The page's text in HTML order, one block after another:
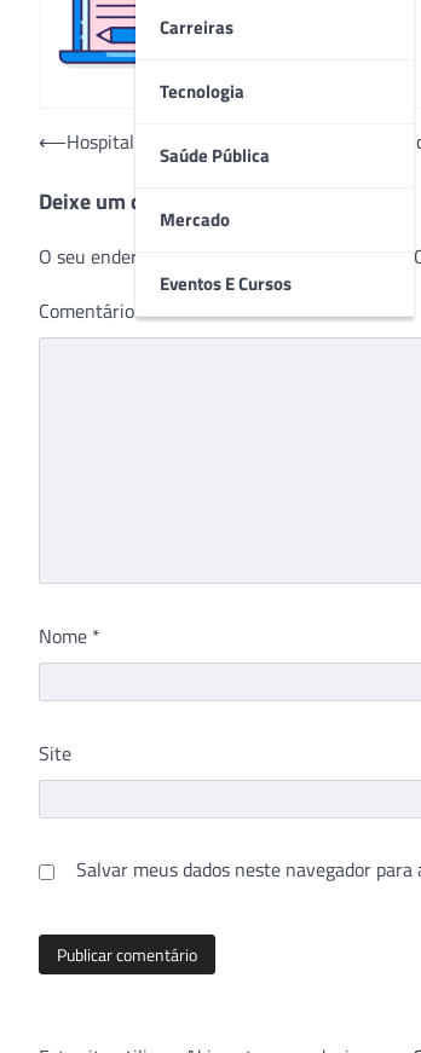
Carreiras
Tecnologia
Saúde Pública
Mercado
Eventos E Cursos
Navegação
Post
⟵Hospital Estadual da Mulher imuniza seus
Deixe um comentário
O seu endereço de e-mail não será publicado.
Comentário*
Nome *
Site
Salvar meus dados neste navegador